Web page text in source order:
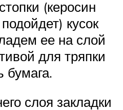
(керосин
кусок
ее на слой
для тряпки
бумага.
слоя закладки